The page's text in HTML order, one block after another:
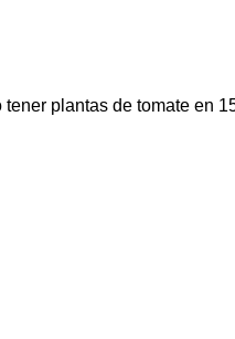
tener plantas de tomate en